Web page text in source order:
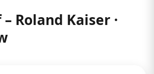
Roland Kaiser ·